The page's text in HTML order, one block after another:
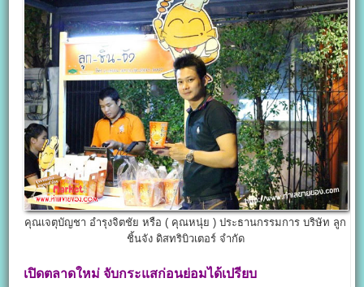
คุณเจตุบัญชา อำรุงจิตชัย หรือ ( คุณหนุ่ย ) ประธานกรรมการ บริษัท ลูก
ชิ้นจัง ดิสทริบิวเตอร์ จำกัด
เปิดตลาดใหม่ จับกระแสก่อนย่อมได้เปรียบ